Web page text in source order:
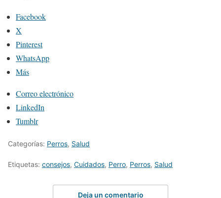
Facebook
X
Pinterest
WhatsApp
Más
Correo electrónico
LinkedIn
Tumblr
Categorías: Perros, Salud
Etiquetas: consejos, Cuidados, Perro, Perros, Salud
Deja un comentario